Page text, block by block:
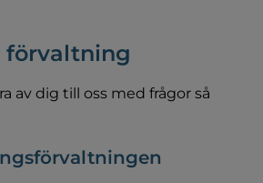
förvaltning
av dig till oss med frågor så